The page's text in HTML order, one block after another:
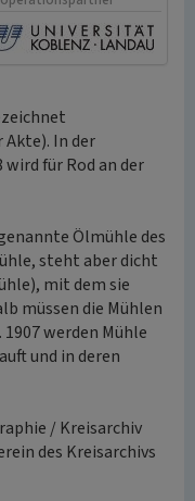
In der
für Rod an der
Ölmühle des
steht aber dicht
mit dem sie
müssen die Mühlen
werden Mühle
und in deren
/ Kreisarchiv
des Kreisarchivs